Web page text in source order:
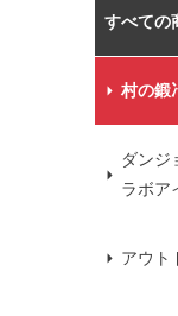
村の鍛冶
村の鍛
ダン
ラボア
アウト